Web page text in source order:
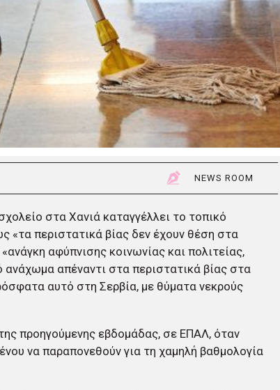
NEWS ROOM
στα Χανιά καταγγέλλει το τοπικό
«τα περιστατικά βίας δεν έχουν θέση στα
αφύπνισης κοινωνίας και πολιτείας,
ανάχωμα απέναντι στα περιστατικά βίας στα
αυτό στη Σερβία, με θύματα νεκρούς
προηγούμενης εβδομάδας, σε ΕΠΑΛ, όταν
να παραπονεθούν για τη χαμηλή βαθμολογία